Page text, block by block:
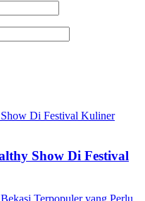
Show Di Festival